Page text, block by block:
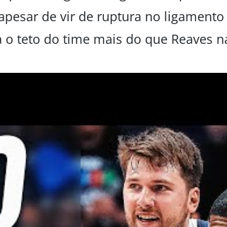
de vir de ruptura no
teto do time mais do que Reaves